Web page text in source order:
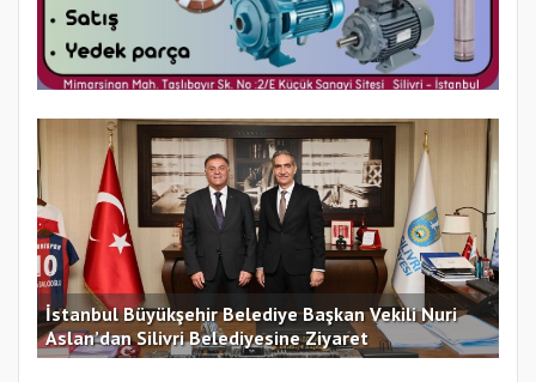
İstanbul Büyükşehir Belediye Başkan Vekili Nuri
Aslan’dan Silivri Belediyesine Ziyaret